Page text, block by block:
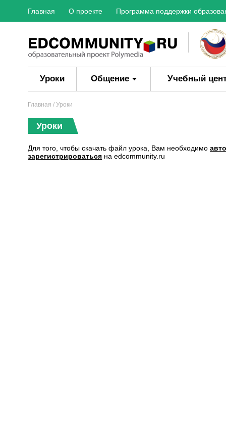
Главная О проекте Программа поддержки
Уроки Общение Учебный
Главная / Уроки
Уроки
Для того, чтобы скачать файл урока, Вам необходимо
зарегистрироваться на edcommunity.ru